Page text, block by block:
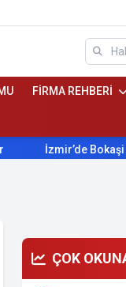
FİRMA REHBERİ
İzmir’de Bokaşi
ÇOK